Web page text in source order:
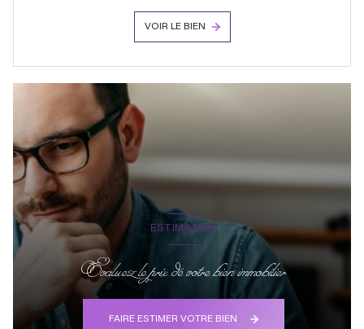
VOIR LE BIEN
ESTIMATION
Evaluez le prix de votre bien immobilier
FAIRE ESTIMER VOTRE BIEN